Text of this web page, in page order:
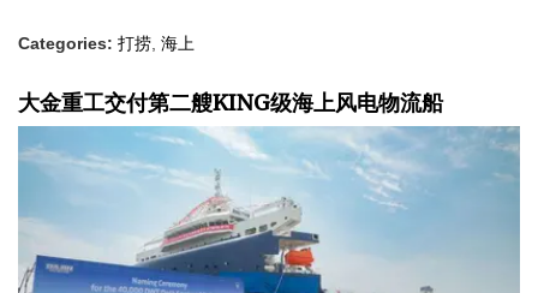
Categories: 打捞 海上
大金重工交付第二艘KING级海上风电物流船